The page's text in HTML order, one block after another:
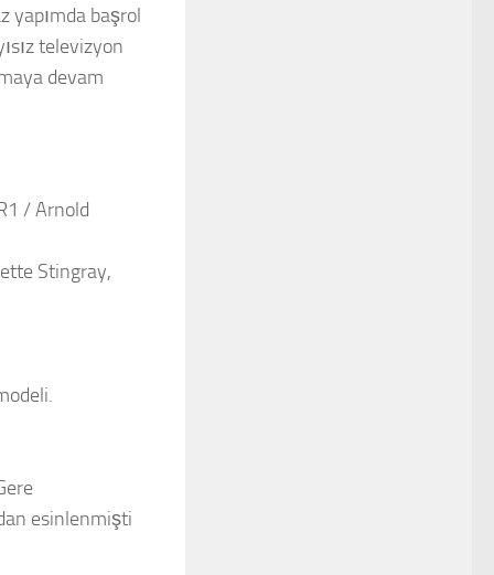
yapımda başrol
televizyon
devam
/ Arnold
Stingray,
esinlenmişti